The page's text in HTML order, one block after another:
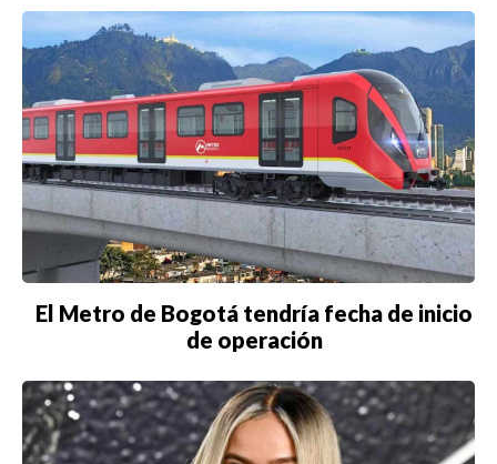
El Metro de Bogotá tendría fecha de inicio
de operación